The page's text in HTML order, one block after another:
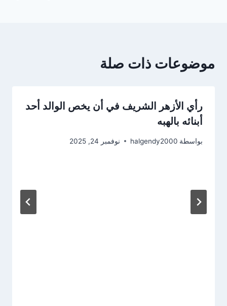
موضوعات ذات صلة
رأي الأزهر الشريف في أن يخص الوالد أحد
أبنائه بالهبه
بواسطة halgendy2000 نوفمبر 24, 2025